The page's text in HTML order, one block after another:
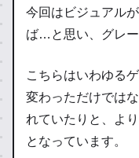
今回はビジュアル
ば…と思い、グレー
こちらはいわゆる
変わっただけでは
れていたりと、よ
となっています。